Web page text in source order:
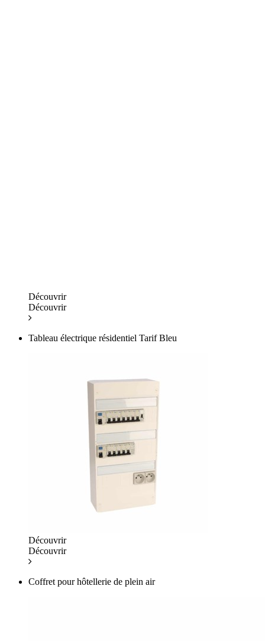
Découvrir
Découvrir
Tableau électrique résidentiel Tarif Bleu
Découvrir
Découvrir
Coffret pour hôtellerie de plein air